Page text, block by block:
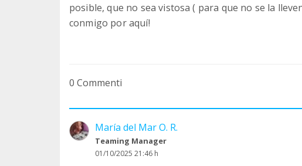
posible, que no sea vistosa ( para que no se la
conmigo por aquí!
0 Commenti
María del Mar O. R.
Teaming Manager
01/10/2025 21:46 h